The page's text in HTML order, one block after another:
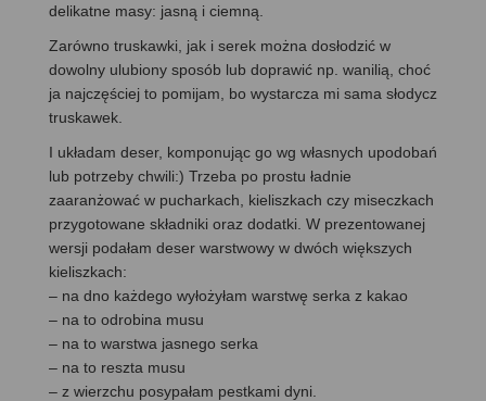
delikatne masy: jasną i ciemną.
Zarówno truskawki, jak i serek można dosłodzić w
dowolny ulubiony sposób lub doprawić np. wanilią, choć
ja najczęściej to pomijam, bo wystarcza mi sama słodycz
truskawek.
I układam deser, komponując go wg własnych upodobań
lub potrzeby chwili:) Trzeba po prostu ładnie
zaaranżować w pucharkach, kieliszkach czy miseczkach
przygotowane składniki oraz dodatki. W prezentowanej
wersji podałam deser warstwowy w dwóch większych
kieliszkach:
– na dno każdego wyłożyłam warstwę serka z kakao
– na to odrobina musu
– na to warstwa jasnego serka
– na to reszta musu
– z wierzchu posypałam pestkami dyni.